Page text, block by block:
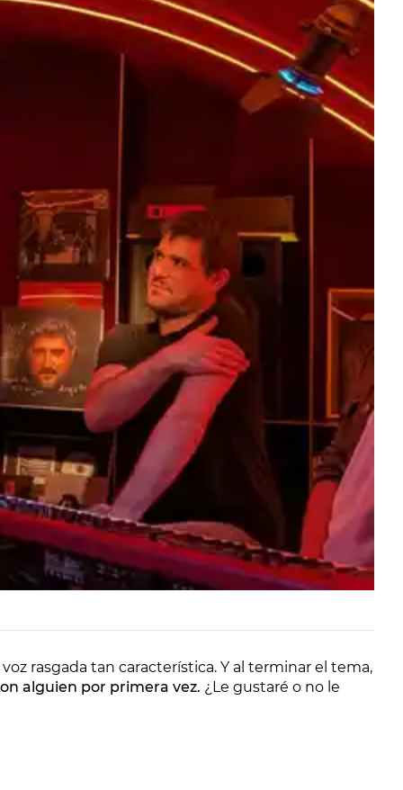
rasgada tan característica. Y al terminar el tema,
alguien por primera vez. ¿Le gustaré o no le